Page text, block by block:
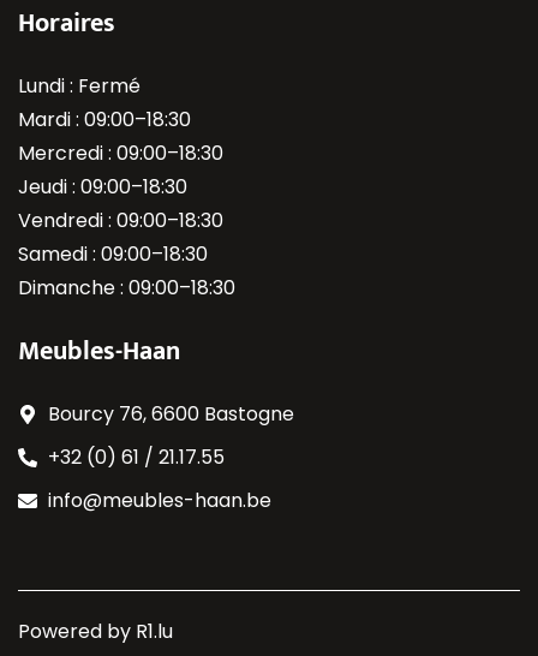
Horaires
Lundi : Fermé
Mardi : 09:00–18:30
Mercredi : 09:00–18:30
Jeudi : 09:00–18:30
Vendredi : 09:00–18:30
Samedi : 09:00–18:30
Dimanche : 09:00–18:30
Meubles-Haan
Bourcy 76, 6600 Bastogne
+32 (0) 61 / 21.17.55
info@meubles-haan.be
Powered by R1.lu